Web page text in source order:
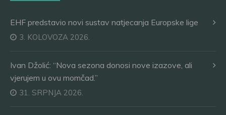
EHF predstavio novi sustav natjecanja Europske lige
3. KOLOVOZA 2026.
Ivan Džolić: “Nova sezona donosi nove izazove, ali
vjerujem u ovu momčad.”
31. SRPNJA 2026.